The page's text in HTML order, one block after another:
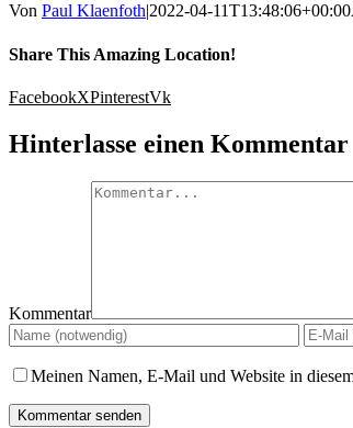
Von Paul Klaenfoth|2022-04-11T13:48:06+00:00
Share This Amazing Location!
FacebookXPinterestVk
Hinterlasse einen Kommentar
Kommentar
Meinen Namen, E-Mail und Website in